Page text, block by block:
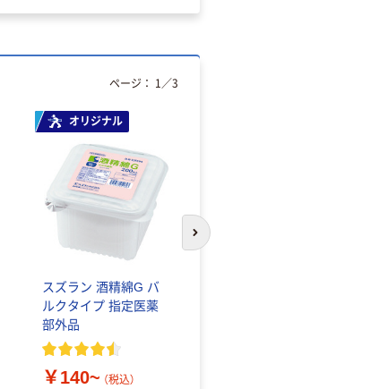
オリジナル
スズラン 酒精綿G バ
ルクタイプ 指定医薬
部外品
￥140~ （税込）
ページ： 1 ／3
次のスライドへ